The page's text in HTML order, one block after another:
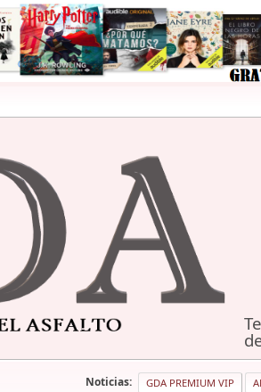
Noticias: GDA PREMIUM VIP